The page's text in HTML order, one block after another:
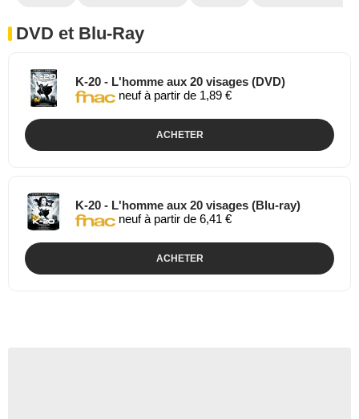
DVD et Blu-Ray
K-20 - L'homme aux 20 visages (DVD)
neuf à partir de 1,89 €
ACHETER
K-20 - L'homme aux 20 visages (Blu-ray)
neuf à partir de 6,41 €
ACHETER